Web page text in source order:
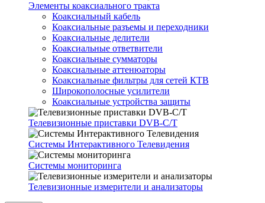
Элементы коаксиального тракта
Коаксиальный кабель
Коаксиальные разъемы и переходники
Коаксиальные делители
Коаксиальные ответвители
Коаксиальные сумматоры
Коаксиальные аттенюаторы
Коаксиальные фильтры для сетей КТВ
Широкополосные усилители
Коаксиальные устройства защиты
Телевизионные приставки DVB-C/T
Системы Интерактивного Телевидения
Системы мониторинга
Телевизионные измерители и анализаторы